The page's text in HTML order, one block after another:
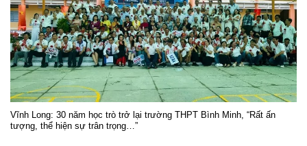
Vĩnh Long: 30 năm học trò trở lại trường THPT Bình Minh, “Rất ấn
tượng, thể hiện sự trân trọng…”